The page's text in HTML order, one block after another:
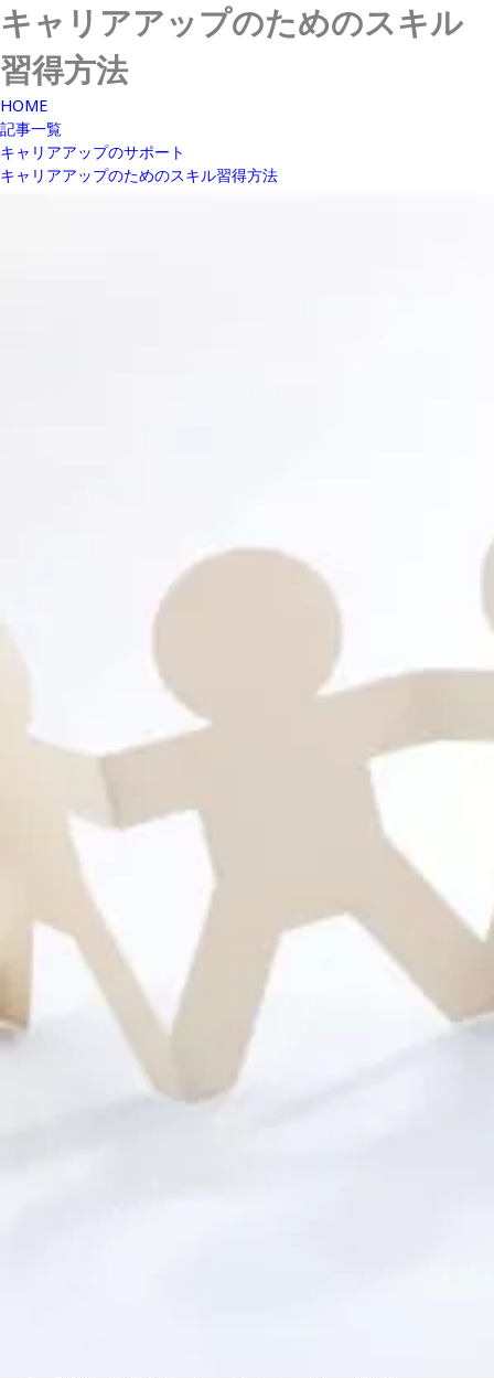
キャリアアップのためのスキル
習得方法
HOME
記事一覧
キャリアアップのサポート
キャリアアップのためのスキル習得方法